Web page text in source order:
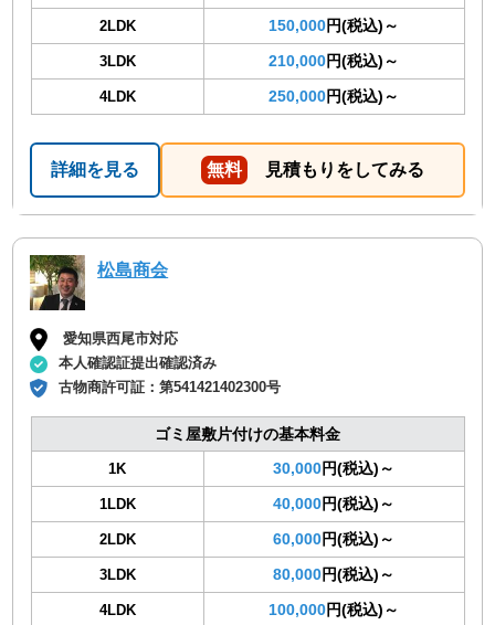
2LDK 150,000円(税込)～
3LDK 210,000円(税込)～
4LDK 250,000円(税込)～
詳細を見る 無料 見積もりをしてみる
松島商会
愛知県西尾市対応
本人確認証提出確認済み
古物商許可証：第541421402300号
ゴミ屋敷片付けの基本料金
1K 30,000円(税込)～
1LDK 40,000円(税込)～
2LDK 60,000円(税込)～
3LDK 80,000円(税込)～
4LDK 100,000円(税込)～